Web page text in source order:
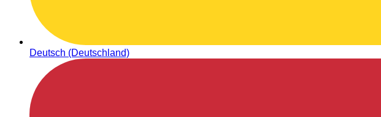
Deutsch (Deutschland)